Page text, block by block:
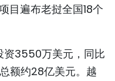
目遍布老挝全国18个
资3550万美元，同比
额约28亿美元。越